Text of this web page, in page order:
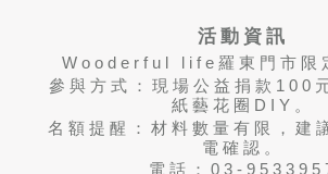
活動資訊
Wooderful life 羅東門市限
參與方式：現場公益捐款 100
紙藝花圈 DIY 。
名額提醒：材料數量有限，建
電確認。
電話：03-